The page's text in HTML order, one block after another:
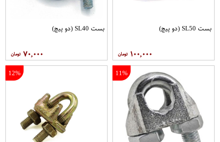
بست SL50 (دو پیچ)
۱۰۰,۰۰۰
بست SL40 (دو پیچ)
۷۰,۰۰۰
11%
12%